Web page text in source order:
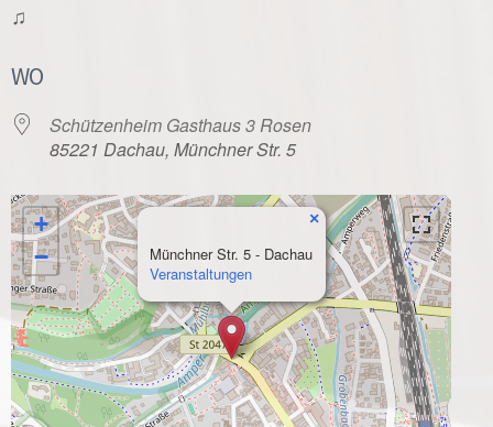
♫
WO
Schützenheim Gasthaus 3 Rosen
85221 Dachau, Münchner Str. 5
Münchner Str. 5 - Dachau
Veranstaltungen
×
+
−